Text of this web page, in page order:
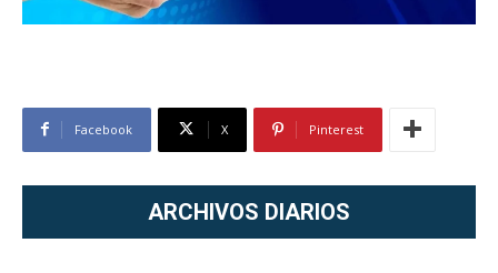
Facebook X Pinterest
ARCHIVOS DIARIOS